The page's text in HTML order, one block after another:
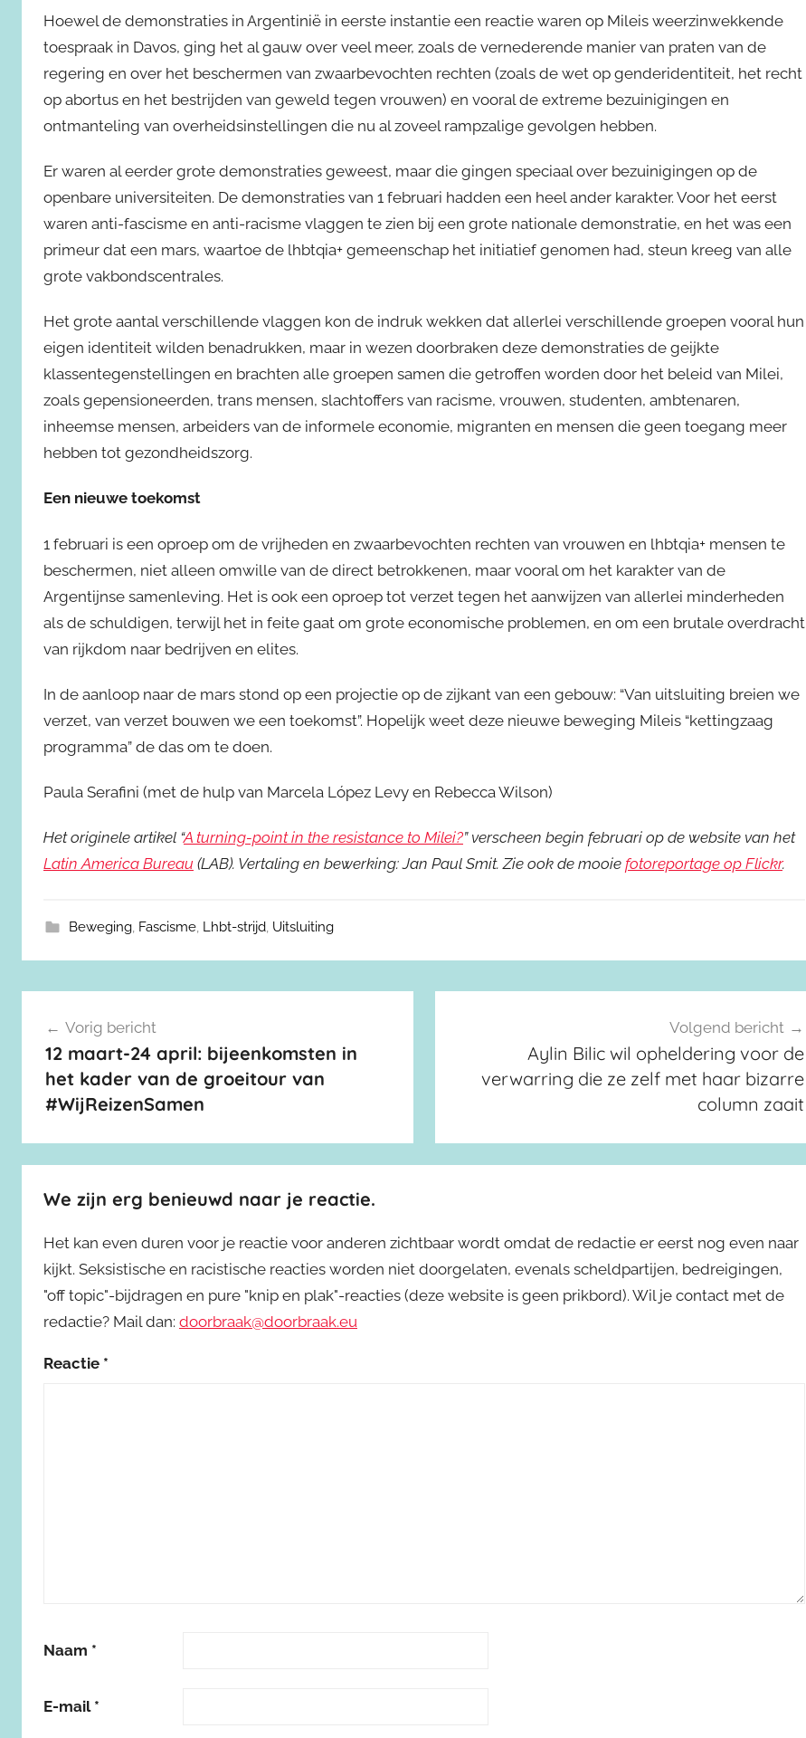
Hoewel de demonstraties in Argentinië in eerste instantie een reactie waren op Mileis weerzinwekkende
toespraak in Davos, ging het al gauw over veel meer, zoals de vernederende manier van praten van de
regering en over het beschermen van zwaarbevochten rechten (zoals de wet op genderidentiteit, het recht
op abortus en het bestrijden van geweld tegen vrouwen) en vooral de extreme bezuinigingen en
ontmanteling van overheidsinstellingen die nu al zoveel rampzalige gevolgen hebben.
Er waren al eerder grote demonstraties geweest, maar die gingen speciaal over bezuinigingen op de
openbare universiteiten. De demonstraties van 1 februari hadden een heel ander karakter. Voor het eerst
waren anti-fascisme en anti-racisme vlaggen te zien bij een grote nationale demonstratie, en het was een
primeur dat een mars, waartoe de lhbtqia+ gemeenschap het initiatief genomen had, steun kreeg van alle
grote vakbondscentrales.
Het grote aantal verschillende vlaggen kon de indruk wekken dat allerlei verschillende groepen vooral hun
eigen identiteit wilden benadrukken, maar in wezen doorbraken deze demonstraties de geijkte
klassentegenstellingen en brachten alle groepen samen die getroffen worden door het beleid van Milei,
zoals gepensioneerden, trans mensen, slachtoffers van racisme, vrouwen, studenten, ambtenaren,
inheemse mensen, arbeiders van de informele economie, migranten en mensen die geen toegang meer
hebben tot gezondheidszorg.
Een nieuwe toekomst
1 februari is een oproep om de vrijheden en zwaarbevochten rechten van vrouwen en lhbtqia+ mensen te
beschermen, niet alleen omwille van de direct betrokkenen, maar vooral om het karakter van de
Argentijnse samenleving. Het is ook een oproep tot verzet tegen het aanwijzen van allerlei minderheden
als de schuldigen, terwijl het in feite gaat om grote economische problemen, en om een brutale overdracht
van rijkdom naar bedrijven en elites.
In de aanloop naar de mars stond op een projectie op de zijkant van een gebouw: “Van uitsluiting breien we
verzet, van verzet bouwen we een toekomst”. Hopelijk weet deze nieuwe beweging Mileis “kettingzaag
programma” de das om te doen.
Paula Serafini (met de hulp van Marcela López Levy en Rebecca Wilson)
Het originele artikel “A turning-point in the resistance to Milei?” verscheen begin februari op de website van het
Latin America Bureau (LAB). Vertaling en bewerking: Jan Paul Smit. Zie ook de mooie fotoreportage op Flickr.
Beweging, Fascisme, Lhbt-strijd, Uitsluiting
Berichtnavigatie
Vorig bericht
12 maart-24 april: bijeenkomsten in
het kader van de groeitour van
#WijReizenSamen
Volgend bericht
Aylin Bilic wil opheldering voor de
verwarring die ze zelf met haar bizarre
column zaait
We zijn erg benieuwd naar je reactie.
Het kan even duren voor je reactie voor anderen zichtbaar wordt omdat de redactie er eerst nog even naar
kijkt. Seksistische en racistische reacties worden niet doorgelaten, evenals scheldpartijen, bedreigingen,
"off topic"-bijdragen en pure "knip en plak"-reacties (deze website is geen prikbord). Wil je contact met de
redactie? Mail dan: doorbraak@doorbraak.eu
Reactie *
Naam *
E-mail *